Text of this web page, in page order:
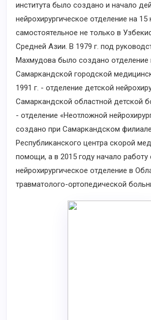
института было создано и начало
нейрохирургическое отделение на 15
самостоятельное не только в
Средней Азии. В 1979 г. под
Махмудова было создано отделение
Самаркандской городской
1991 г. - отделение детской
Самаркандской областной детской
- отделение «Неотложной
создано при Самаркандском филиале
Республиканского центра скорой
помощи, а в 2015 году начало
нейрохирургическое отделение в
травматолого-ортопедической